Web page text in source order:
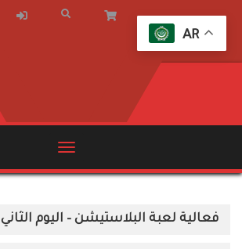
فعالية لعبة البلاستيشن – اليوم الثاني
AR